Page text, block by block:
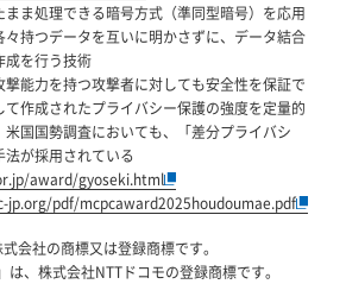
まま処理できる暗号方式（準同型暗号）を応用
々持つデータを互いに明かさずに、データ結合
成を行う技術
能力を持つ攻撃者に対しても安全性を保証で
て作成されたプライバシー保護の強度を定量的
米国国勢調査においても、「差分プライバシ
が採用されている
award/gyoseki.html
pdf/mcpcaward2025houdoumae.pdf
会社の商標又は登録商標です。
は、株式会社NTTドコモの登録商標です。